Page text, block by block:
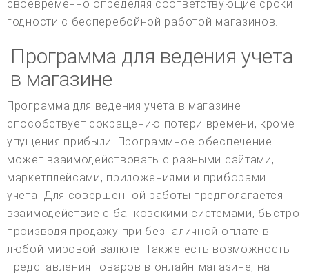
своевременно определяя соответствующие сроки
годности с бесперебойной работой магазинов.
Программа для ведения учета
в магазине
Программа для ведения учета в магазине
способствует сокращению потери времени, кроме
упущения прибыли. Программное обеспечение
может взаимодействовать с разными сайтами,
маркетплейсами, приложениями и приборами
учета. Для совершенной работы предполагается
взаимодействие с банковскими системами, быстро
производя продажу при безналичной оплате в
любой мировой валюте. Также есть возможность
представления товаров в онлайн-магазине, на